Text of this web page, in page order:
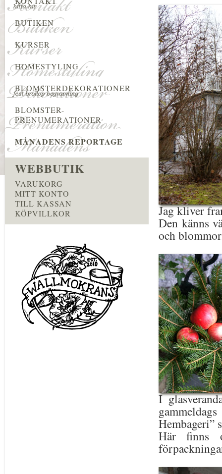
Jag kliver
Den känns
och
I
Hembageri”
Här finns
BUTIKEN
KURSER
HOMESTYLING
BLOMSTERDEKORATIONER
BLOMSTER-
PRENUMERATIONER
MÅNADENS REPORTAGE
WEBBUTIK
VARUKORG
MITT KONTO
TILL KASSAN
KÖPVILLKOR